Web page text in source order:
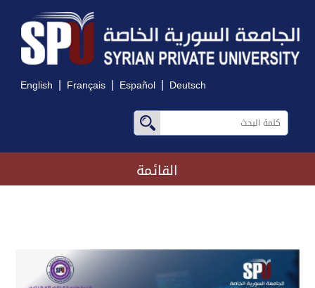
English | Français | Español | Deutsch
القائمة